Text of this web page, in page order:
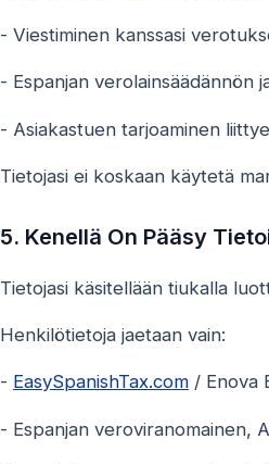
- Viestiminen kanssasi
- Espanjan verolainsäädännön
- Asiakastuen tarjoaminen
Tietojasi ei koskaan käytetä
5. Kenellä On Pääsy
Tietojasi käsitellään tiukalla
Henkilötietoja jaetaan vain:
- EasySpanishTax.com / Enova
- Espanjan veroviranomainen,